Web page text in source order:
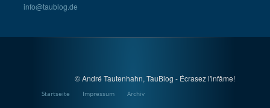
info@taublog.de
© André Tautenhahn, TauBlog - Écrasez l'infâme!
Startseite Impressum Archiv